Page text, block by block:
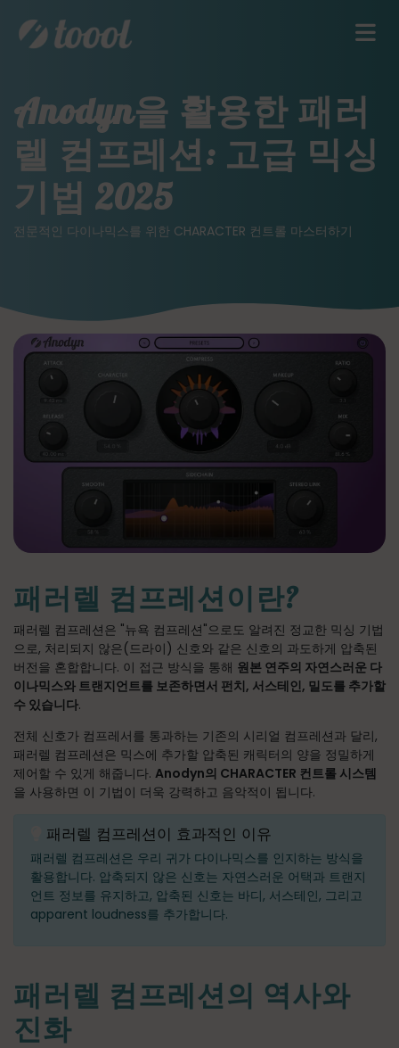
Anodyn을 활용한 패러
렐 컴프레션: 고급 믹싱
기법 2025
전문적인 다이나믹스를 위한 CHARACTER 컨트롤 마스터하기
패러렐 컴프레션이란?
패러렐 컴프레션은 "뉴욕 컴프레션"으로도 알려진 정교한 믹싱 기법
으로, 처리되지 않은(드라이) 신호와 같은 신호의 과도하게 압축된
버전을 혼합합니다. 이 접근 방식을 통해 원본 연주의 자연스러운 다
이나믹스와 트랜지언트를 보존하면서 펀치, 서스테인, 밀도를 추가할
수 있습니다.
전체 신호가 컴프레서를 통과하는 기존의 시리얼 컴프레션과 달리,
패러렐 컴프레션은 믹스에 추가할 압축된 캐릭터의 양을 정밀하게
제어할 수 있게 해줍니다. Anodyn의 CHARACTER 컨트롤 시스템
을 사용하면 이 기법이 더욱 강력하고 음악적이 됩니다.
패러렐 컴프레션이 효과적인 이유
패러렐 컴프레션은 우리 귀가 다이나믹스를 인지하는 방식을
활용합니다. 압축되지 않은 신호는 자연스러운 어택과 트랜지
언트 정보를 유지하고, 압축된 신호는 바디, 서스테인, 그리고
apparent loudness를 추가합니다.
패러렐 컴프레션의 역사와
진화